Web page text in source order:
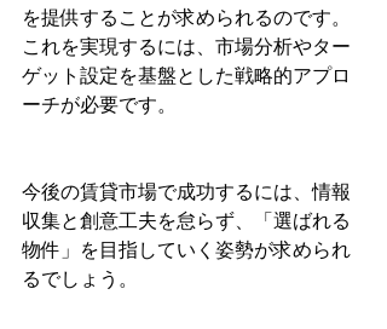
を提供することが求められるのです。
これを実現するには、市場分析やター
ゲット設定を基盤とした戦略的アプロ
ーチが必要です。
今後の賃貸市場で成功するには、情報
収集と創意工夫を怠らず、「選ばれる
物件」を目指していく姿勢が求められ
るでしょう。